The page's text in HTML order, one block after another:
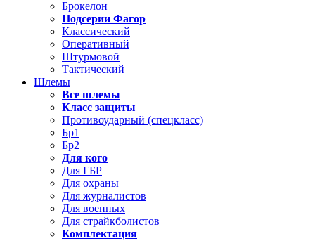
Брокелон
Подсерии Фагор
Классический
Оперативный
Штурмовой
Тактический
Шлемы
Все шлемы
Класс защиты
Противоударный (спецкласс)
Бр1
Бр2
Для кого
Для ГБР
Для охраны
Для журналистов
Для военных
Для страйкболистов
Комплектация